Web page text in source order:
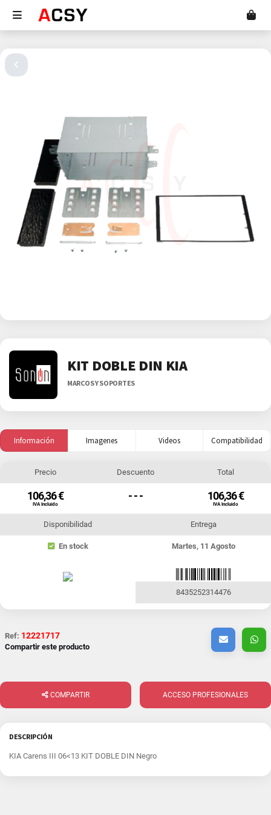
KIT DOBLE DIN KIA
MARCOS Y SOPORTES
Información Imagenes Videos Compatibilidad
Precio
106,36 €
IVA Incluido
Descuento
- - -
Total
106,36 €
IVA Incluido
Disponibilidad
En stock
Entrega
Martes, 11 Agosto
8435252314476
Ref: 12221717
Compartir este producto
COMPARTIR ACCESO PROFESIONALES
DESCRIPCIÓN
KIA Carens III 06<13 KIT DOBLE DIN Negro